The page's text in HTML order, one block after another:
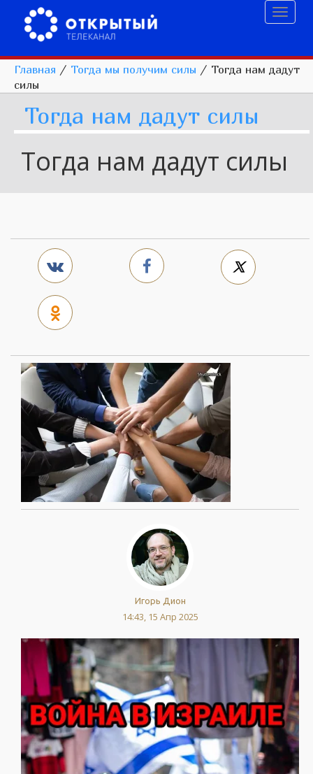
Главная / Тогда мы получим силы / Тогда нам дадут
силы
Тогда нам дадут силы
Тогда нам дадут силы
Игорь Дион
14:43, 15 Апр 2025